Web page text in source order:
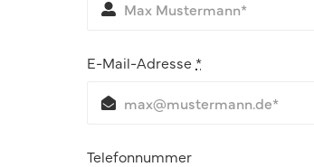
E-Mail-Adresse *
Telefonnummer